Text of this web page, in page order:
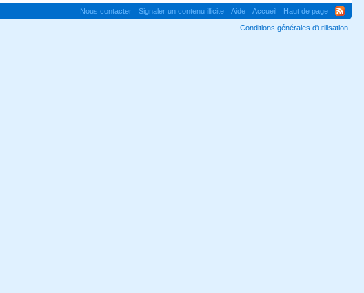
Nous contacter Signaler un contenu illicite Aide Accueil
Haut de page
Conditions générales d'utilisation